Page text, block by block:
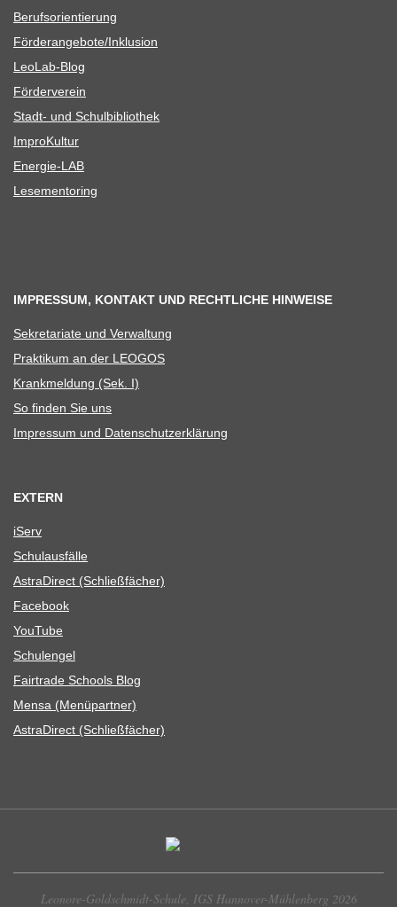
Berufs­ori­en­tie­rung
Förderangebote/​​Inklusion
Leo­Lab-Blog
För­der­ver­ein
Stadt- und Schulbibliothek
Impro­Kul­tur
Ener­­gie-LAB
Lese­men­to­ring
IMPRESSUM, KONTAKT UND RECHTLICHE HINWEISE
Sekre­ta­riate und Verwaltung
Prak­ti­kum an der LEOGOS
Krank­mel­dung (Sek. I)
So fin­den Sie uns
Impres­sum und Datenschutzerklärung
EXTERN
iServ
Schul­aus­fälle
Astra­Di­rect (Schließ­fä­cher)
Face­book
You­Tube
Schul­en­gel
Fair­trade Schools Blog
Mensa (Menü­part­ner)
Astra­Di­rect (Schließ­fä­cher)
Leonore-Goldschmidt-Schule, IGS Hannover-Mühlenberg 2026